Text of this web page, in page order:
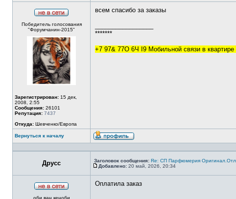
в
сети
Победитель голосования
"Форумчанин-2015"
Зарегистрирован: 15 дек,
2008, 2:55
Сообщения: 26101
Репутация: 7437
Откуда: Шевченко/Европа
всем спасибо за заказы
*******
+7 97& 77O 6Ч I9 Мобильной связи в
Вернуться к началу
Профиль
Друсс Заголовок сообщения: Re: СП Парфюмерия
Сообщение
Добавлено: 20 май, 2026, 20:34
оби ван кеноби
Оплатила заказ